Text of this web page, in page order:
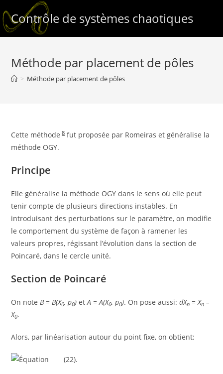
to
content
Contrôle de systèmes chaotiques
Méthode par placement de pôles
> Méthode par placement de pôles
Cette méthode 8fut proposée par Romeiras et généralise la
méthode OGY.
Principe
Elle généralise la méthode OGY dans le sens où elle peut
tenir compte de plusieurs directions instables. En
introduisant des perturbations sur le paramètre, on modifie
le comportement du système de façon à ramener les
valeurs propres, régissant l’évolution dans la section de
Poincaré, dans le cercle unité.
Section de Poincaré
On noteB = B(X0, p0) etA = A(X0, p0). On pose aussi:dXn = Xn –
X0.
Alors, par linéarisation autour du point fixe, on obtient:
(22).